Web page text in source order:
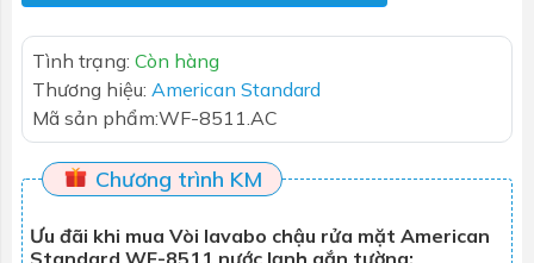
Tình trạng: Còn hàng
Thương hiệu: American Standard
Mã sản phẩm:WF-8511.AC
Chương trình KM
Ưu đãi khi mua Vòi lavabo chậu rửa mặt American
Standard WF-8511 nước lạnh gắn tường: